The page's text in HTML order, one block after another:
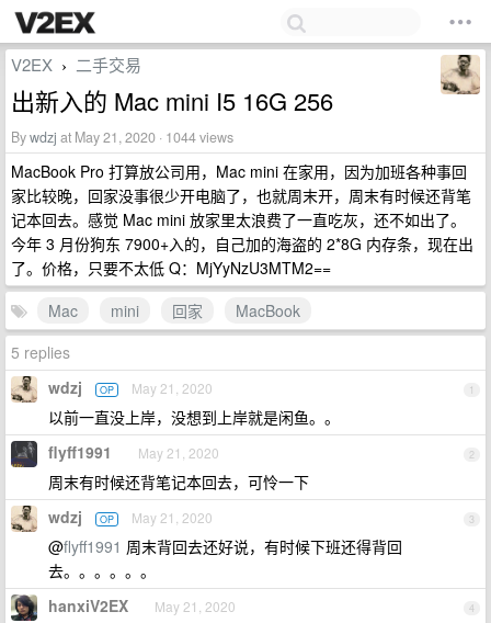
V2EX › 二手交易
出新入的 Mac mini I5 16G 256
Bywdzj at May 21, 2020 · 1044 views
MacBook Pro 打算放公司用，Mac mini 在家用，因为加班各种事回
家比较晚，回家没事很少开电脑了，也就周末开，周末有时候还背笔
记本回去。感觉 Mac mini 放家里太浪费了一直吃灰，还不如出了。
今年 3 月份狗东 7900+入的，自己加的海盗的 2*8G 内存条，现在出
了。价格，只要不太低 Q：MjYyNzU3MTM2==
Mac
mini 回家
MacBook
5 replies
1
wdzj OP May 21, 2020
以前一直没上岸，没想到上岸就是闲鱼。。
2
flyff1991 May 21, 2020
周末有时候还背笔记本回去，可怜一下
3
wdzj OP May 21, 2020
@flyff1991 周末背回去还好说，有时候下班还得背回
去。。。。。。
4
hanxiV2EX May 21, 2020